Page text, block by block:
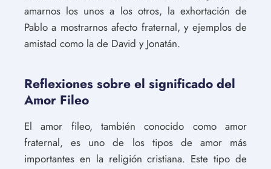
amarnos los unos a los otros, la exhortación de
Pablo a mostrarnos afecto fraternal, y ejemplos de
amistad como la de David y Jonatán.
Reflexiones sobre el significado del
Amor Fileo
El amor fileo, también conocido como amor
fraternal, es uno de los tipos de amor más
importantes en la religión cristiana. Este tipo de